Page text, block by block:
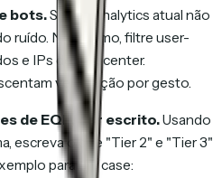
bots.Se seu analytics atual não
ruído. No mínimo, filtre user-
e IPs de datacenter.
verificação por gesto.
de EQL, por escrito.Usando
escreva o que "Tier 2" e "Tier 3"
para um case: